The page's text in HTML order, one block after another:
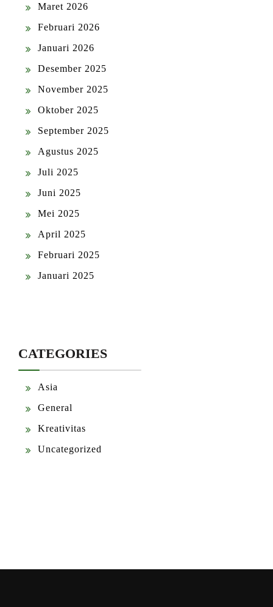
Maret 2026
Februari 2026
Januari 2026
Desember 2025
November 2025
Oktober 2025
September 2025
Agustus 2025
Juli 2025
Juni 2025
Mei 2025
April 2025
Februari 2025
Januari 2025
CATEGORIES
Asia
General
Kreativitas
Uncategorized